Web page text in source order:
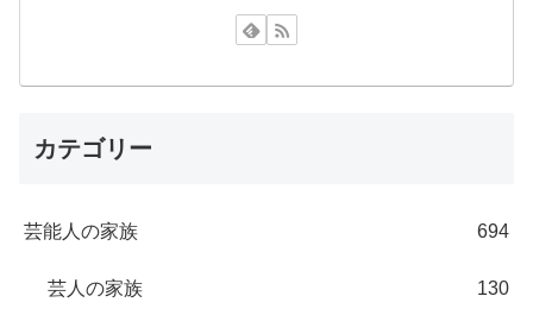
カテゴリー
芸能人の家族 694
芸人の家族 130